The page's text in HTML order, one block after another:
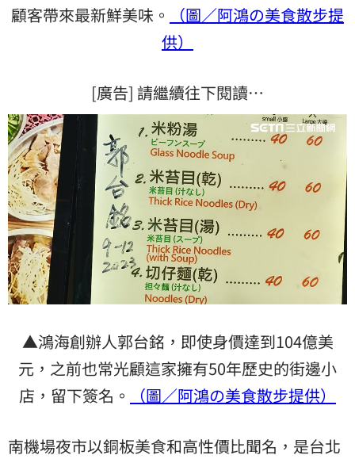
顧客帶來最新鮮美味。
（圖／阿鴻の美食散步提
供）
[廣告] 請繼續往下閱讀…
▲鴻海創辦人郭台銘，即使身價達到104億美
元，之前也常光顧這家擁有50年歷史的街邊小
店，留下簽名。
（圖／阿鴻の美食散步提供）
南機場夜市以銅板美食和高性價比聞名，是台北